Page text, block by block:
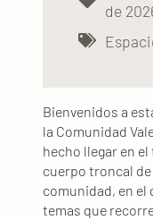
de
Bienvenidos a
la Comunidad
hecho llegar en
cuerpo troncal
comunidad, en el
temas que